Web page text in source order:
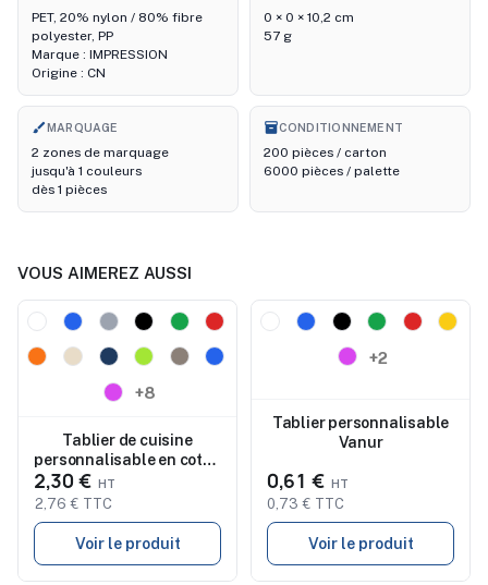
PET, 20% nylon / 80% fibre
polyester, PP
Marque : IMPRESSION
Origine : CN
0 × 0 × 10,2 cm
57 g
brushMARQUAGE
2 zones de marquage
jusqu'à 1 couleurs
dès 1 pièces
inventory_2
CONDITIONNEMENT
200 pièces / carton
6000 pièces / palette
VOUS AIMEREZ AUSSI
Nouveau
+8
Tablier de cuisine
personnalisable en coton
KITAB
2,30 €
2,76 € TTC
Voir le produit
Nouveau
+2
Tablier personnalisable
Vanur
0,61 €
0,73 € TTC
Voir le produit